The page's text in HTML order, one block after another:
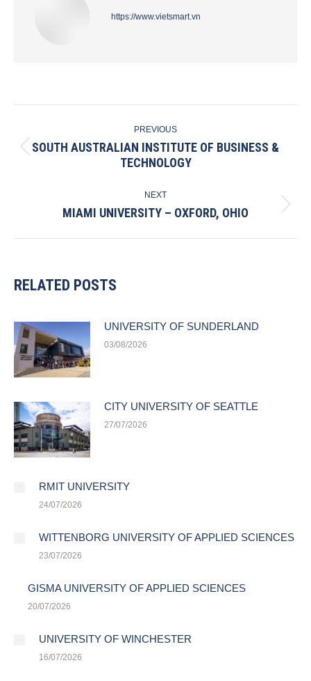
https://www.vietsmart.vn
NAVIGATION
PREVIOUS
Previous
post:
SOUTH AUSTRALIAN INSTITUTE OF BUSINESS &
TECHNOLOGY
NEXT
Next
MIAMI UNIVERSITY – OXFORD, OHIO
RELATED POSTS
UNIVERSITY OF SUNDERLAND
03/08/2026
CITY UNIVERSITY OF SEATTLE
27/07/2026
RMIT UNIVERSITY
24/07/2026
WITTENBORG UNIVERSITY OF APPLIED SCIENCES
23/07/2026
GISMA UNIVERSITY OF APPLIED SCIENCES
20/07/2026
UNIVERSITY OF WINCHESTER
16/07/2026